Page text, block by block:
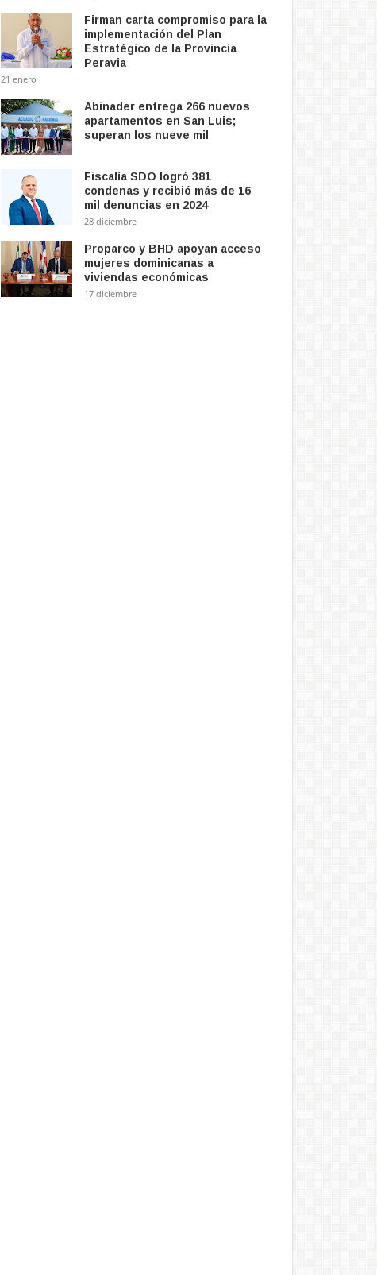
Firman carta compromiso para la
implementación del Plan
Estratégico de la Provincia
Peravia
21 enero
Abinader entrega 266 nuevos
apartamentos en San Luis;
superan los nueve mil
Fiscalía SDO logró 381
condenas y recibió más de 16
mil denuncias en 2024
28 diciembre
Proparco y BHD apoyan acceso
mujeres dominicanas a
viviendas económicas
17 diciembre